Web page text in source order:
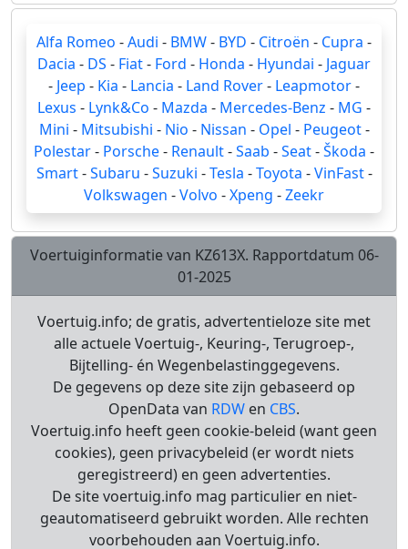
Alfa Romeo -Audi - BMW- BYD - Citroën - Cupra -
Dacia - DS - Fiat- Ford - Honda - Hyundai - Jaguar
- Jeep - Kia - Lancia - Land Rover- Leapmotor-
Lexus - Lynk&Co - Mazda - Mercedes-Benz - MG -
Mini - Mitsubishi - Nio - Nissan - Opel - Peugeot-
Polestar- Porsche- Renault-Saab -Seat-Škoda -
Smart-Subaru -Suzuki -Tesla -Toyota -VinFast-
Volkswagen -Volvo -Xpeng -Zeekr
Voertuiginformatie van KZ613X. Rapportdatum 06-
01-2025
Voertuig.info; de gratis, advertentieloze site met
alle actuele Voertuig-, Keuring-, Terugroep-,
Bijtelling- én Wegenbelastinggegevens.
De gegevens op deze site zijn gebaseerd op
OpenData van RDW en CBS.
Voertuig.info heeft geen cookie-beleid (want geen
cookies), geen privacybeleid (er wordt niets
geregistreerd) en geen advertenties.
De site voertuig.info mag particulier en niet-
geautomatiseerd gebruikt worden. Alle rechten
voorbehouden aan Voertuig.info.